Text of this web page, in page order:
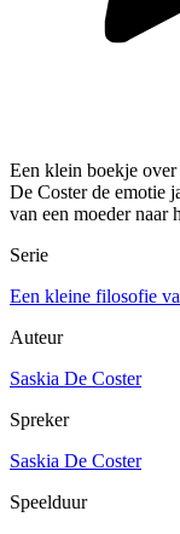
Een klein boekje
De Coster de emotie
van een moeder naar
Serie
Een kleine filosofie
Auteur
Saskia De Coster
Spreker
Saskia De Coster
Speelduur